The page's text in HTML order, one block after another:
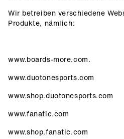
Wir betreiben verschiedene
Produkte, nämlich:
www.boards-more.com.
www.duotonesports.com
www.shop.duotonesports.com
www.fanatic.com
www.shop.fanatic.com